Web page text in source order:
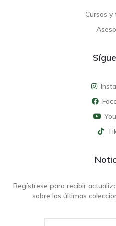
Cursos y
Regístrese para recibir
sobre las últimas